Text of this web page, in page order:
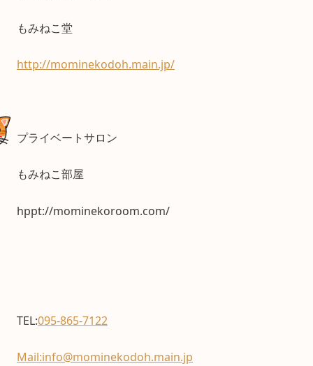
もみねこ堂
http://mominekodoh.main.jp/
プライベートサロン
もみねこ部屋
hppt://mominekoroom.com/
TEL:095-865-7122
Mail:info@mominekodoh.main.jp